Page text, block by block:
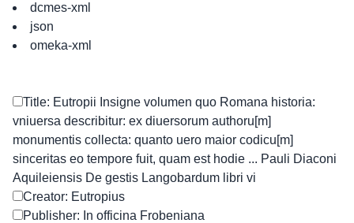
dcmes-xml
json
omeka-xml
Title: Eutropii Insigne volumen quo Romana historia:
vniuersa describitur: ex diuersorum authoru[m]
monumentis collecta: quanto uero maior codicu[m]
sinceritas eo tempore fuit, quam est hodie ... Pauli Diaconi
Aquileiensis De gestis Langobardum libri vi
Creator: Eutropius
Publisher: In officina Frobeniana